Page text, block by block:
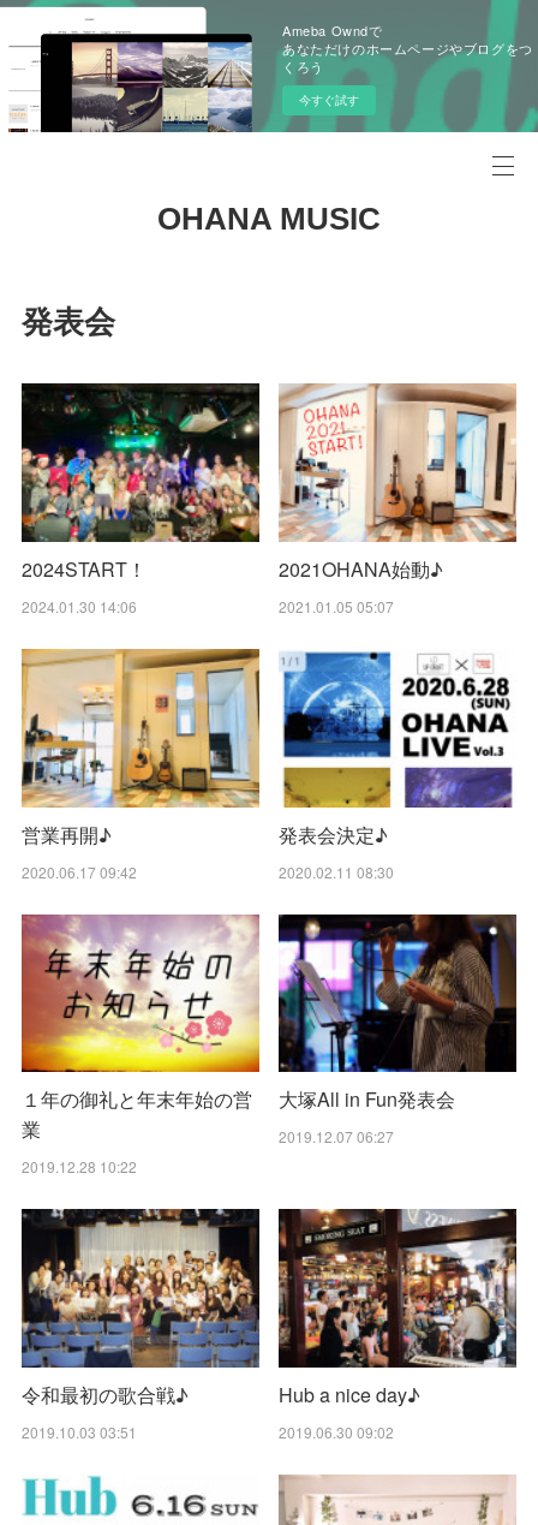
Ameba Owndで
あなただけのホームページやブログをつ
くろう
今すぐ試す
OHANA MUSIC
発表会
2024START！
2024.01.30 14:06
2021OHANA始動♪
2021.01.05 05:07
営業再開♪
2020.06.17 09:42
発表会決定♪
2020.02.11 08:30
１年の御礼と年末年始の営
業
2019.12.28 10:22
大塚All in Fun発表会
2019.12.07 06:27
令和最初の歌合戦♪
2019.10.03 03:51
Hub a nice day♪
2019.06.30 09:02